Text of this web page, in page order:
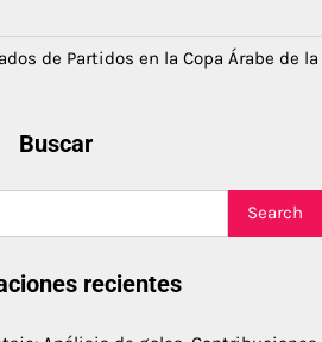
de Partidos en la Copa Árabe de la
Buscar
recientes